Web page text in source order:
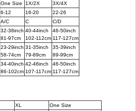
One Size 1X/2X
3X/4X
6-12 16-20
22-26
A/C C C/D
32-38inch
81-97cm
40-44inch
102-112cm
46-50inch
117-127cm
23-29inch
58-74cm
31-35inch
79-89cm
35-39inch
89-99cm
34-40inch
86-102cm
42-46inch
107-117cm
46-50inch
117-127cm
XL
One Size